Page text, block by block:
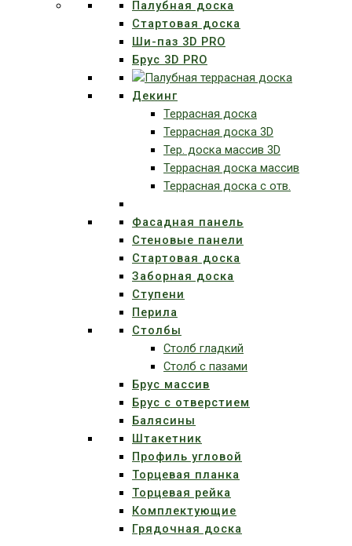
Палубная доска
Стартовая доска
Ши-паз 3D PRO
Брус 3D PRO
Декинг
Террасная доска
Террасная доска 3D
Тер. доска массив 3D
Террасная доска массив
Террасная доска с отв.
Фасадная панель
Стеновые панели
Стартовая доска
Заборная доска
Ступени
Перила
Столбы
Столб гладкий
Столб с пазами
Брус массив
Брус с отверстием
Балясины
Штакетник
Профиль угловой
Торцевая планка
Торцевая рейка
Комплектующие
Грядочная доска